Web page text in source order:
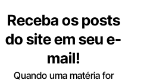
Receba os posts
do site em seu e-
mail!
Quando uma matéria for